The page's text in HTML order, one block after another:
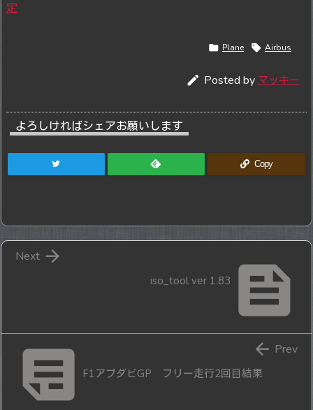
定
 Plane  Airbus
 Posted by マッキー
よろしければシェアお願いします
Copy

iso_tool ver 1.83

Next
 F1アブダビGP フリー走行2回目結果
 Prev